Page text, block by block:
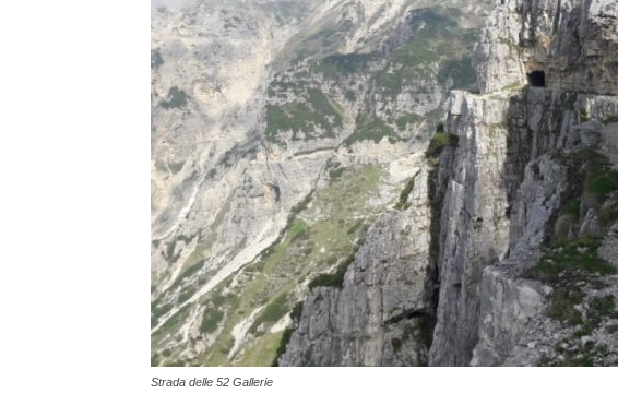
Strada delle 52 Gallerie